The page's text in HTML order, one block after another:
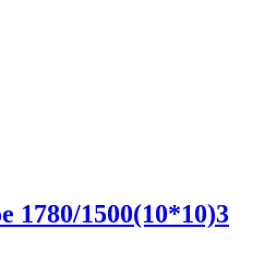
1780/1500(10*10)3